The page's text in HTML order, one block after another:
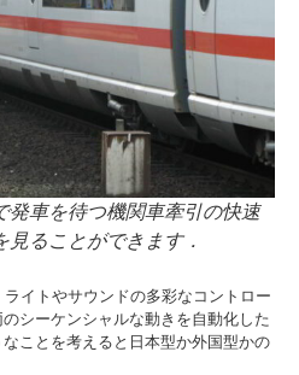
発車を待つ機関車牽引の快速
ることができます．
イトやサウンドの多彩なコントロー
シーケンシャルな動きを自動化した
ことを考えると日本型か外国型かの